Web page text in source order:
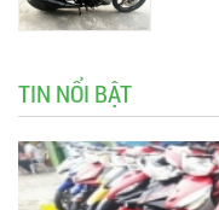
TIN NỔI BẬT